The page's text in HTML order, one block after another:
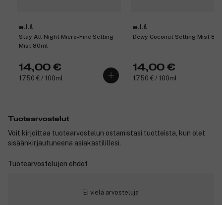
e.l.f.
Stay All Night Micro-Fine Setting
Mist 80ml
14,00 €
17,50 € / 100ml
e.l.f.
Dewy Coconut Setting Mist
14,00 €
17,50 € / 100ml
Tuotearvostelut
Voit kirjoittaa tuotearvostelun ostamistasi tuotteista, kun olet
sisäänkirjautuneena asiakastilillesi.
Tuotearvostelujen ehdot
Ei vielä arvosteluja